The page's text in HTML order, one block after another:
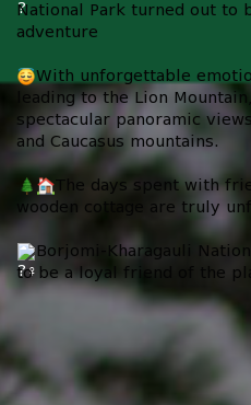
National Park turned out to
adventure
With unforgettable
leading to the Lion
spectacular panoramic
and Caucasus mountains.
The days spent with
wooden cottage are truly
Borjomi-Kharagauli
to be a loyal friend of the